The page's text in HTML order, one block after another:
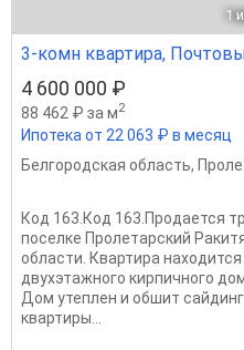
1
3-комн квартира,
4 600 000 ₽
88 462 ₽ за м2
Ипотека от 22 063 ₽ в месяц
Белгородская область,
Код 163.Код 163.Продается
поселке Пролетарский
области. Квартира
двухэтажного кирпичного
Дом утеплен и обшит
квартиры...